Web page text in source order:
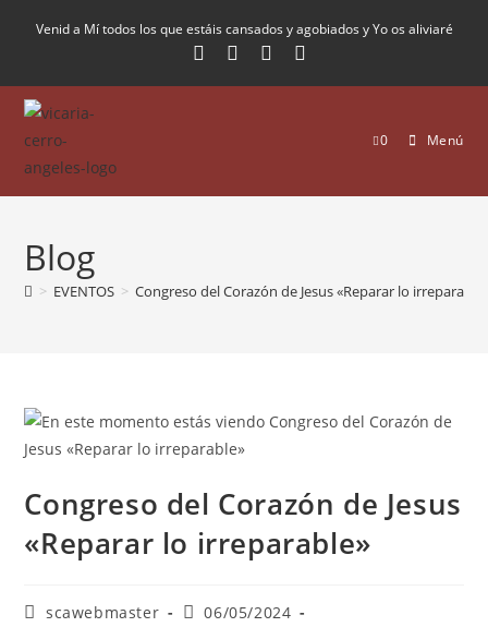
Venid a Mí todos los que estáis cansados y agobiados y Yo os aliviaré
0 Menú
Blog
> EVENTOS > Congreso del Corazón de Jesus «Reparar lo
Congreso del Corazón de Jesus
«Reparar lo irreparable»
scawebmaster
06/05/2024